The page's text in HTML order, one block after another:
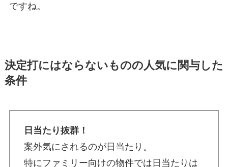
ですね。
決定打にはならないものの人気に関与した
条件
日当たり抜群！
案外気にされるのが日当たり。
特にファミリー向けの物件では日当たりは